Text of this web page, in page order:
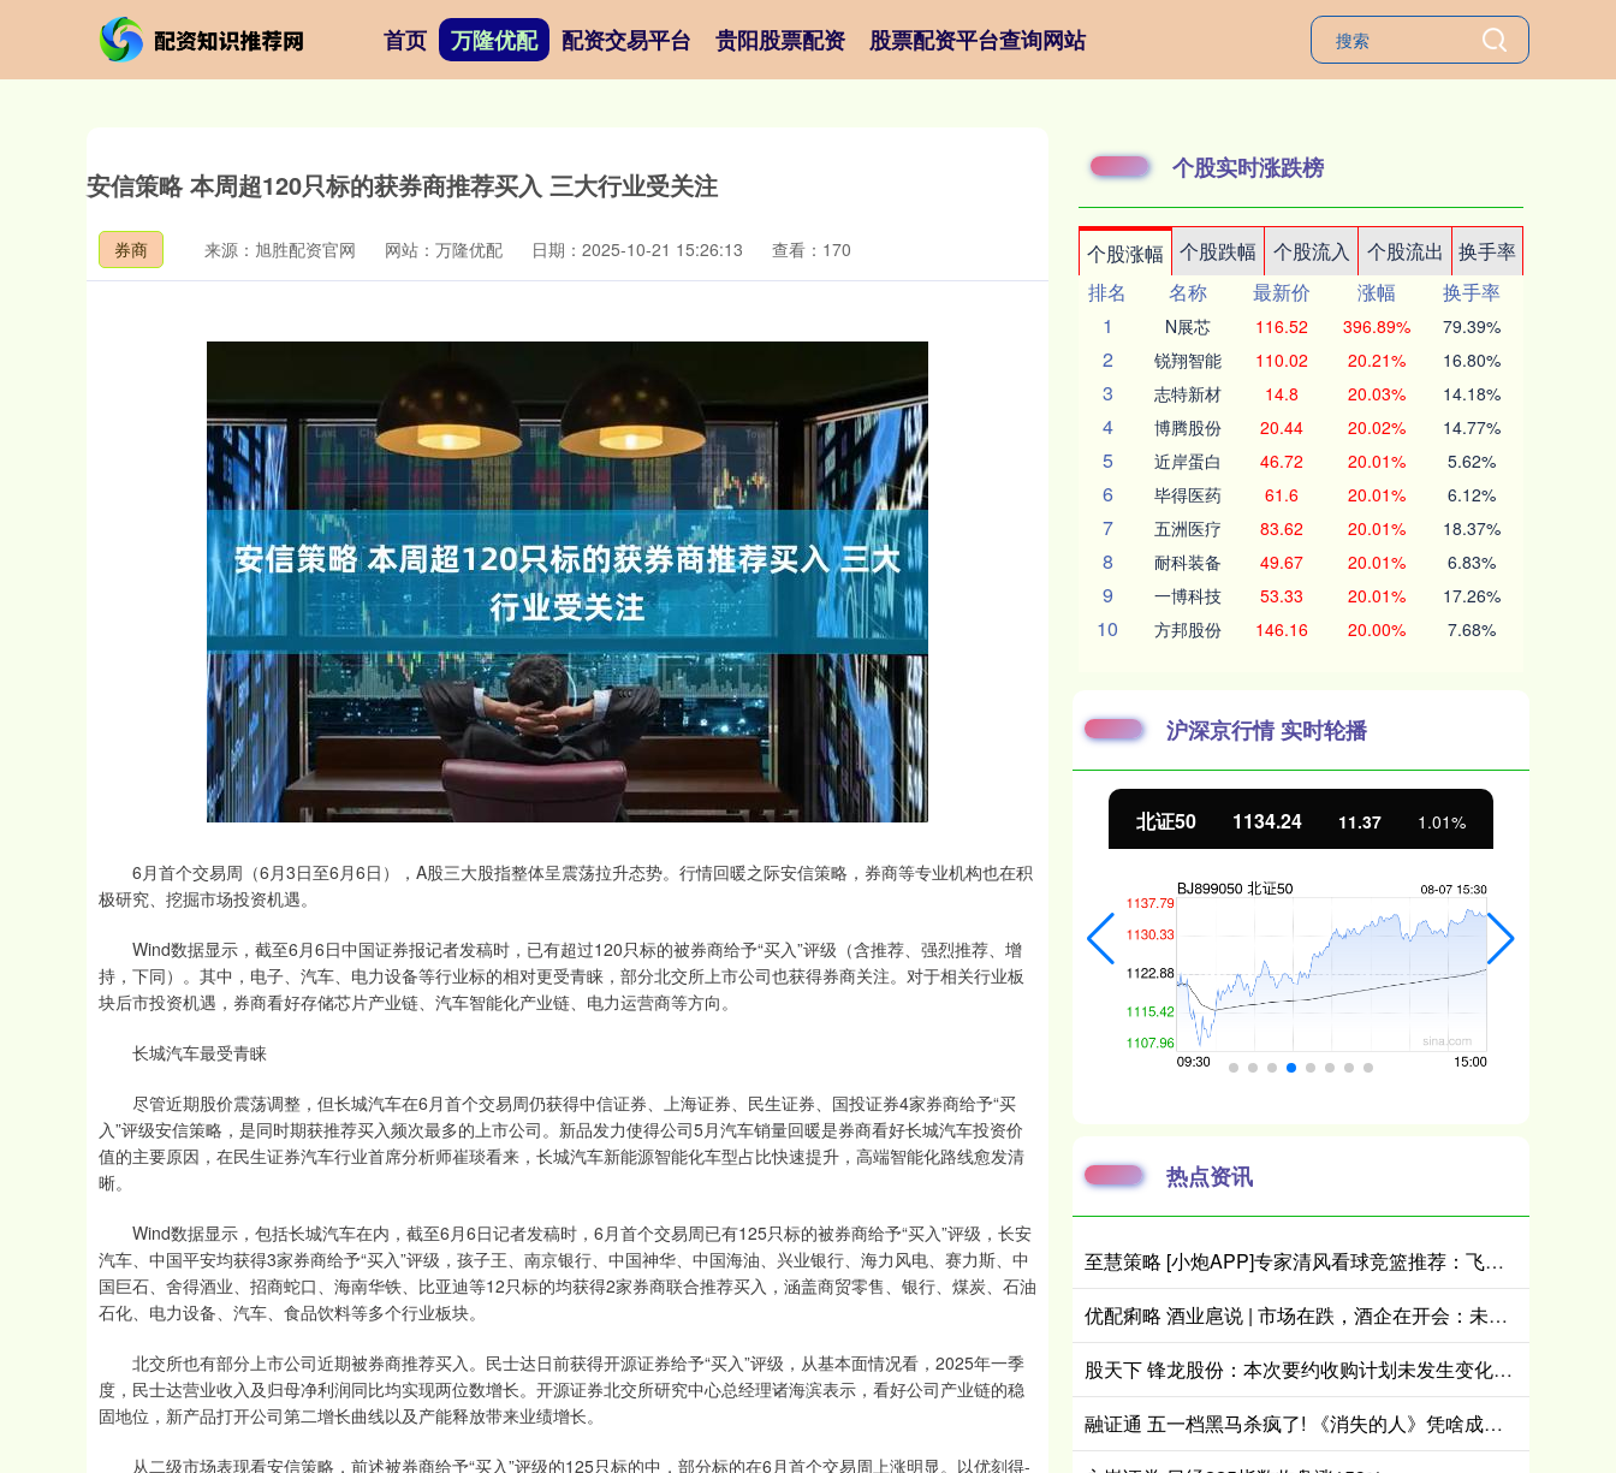
首页 万隆优配 配资交易平台 贵阳股票配资 股票配资平台查询网站
安信策略 本周超120只标的获券商推荐买入 三大行业受关注
券商 来源：旭胜配资官网 网站：万隆优配 日期：2025-10-21 15:26:13 查看：170
6月首个交易周（6月3日至6月6日），A股三大股指整体呈震荡拉升态势。行情回暖之际安信策略，券商等专业机构也在积
极研究、挖掘市场投资机遇。
Wind数据显示，截至6月6日中国证券报记者发稿时，已有超过120只标的被券商给予“买入”评级（含推荐、强烈推荐、增
持，下同）。其中，电子、汽车、电力设备等行业标的相对更受青睐，部分北交所上市公司也获得券商关注。对于相关行业板
块后市投资机遇，券商看好存储芯片产业链、汽车智能化产业链、电力运营商等方向。
长城汽车最受青睐
尽管近期股价震荡调整，但长城汽车在6月首个交易周仍获得中信证券、上海证券、民生证券、国投证券4家券商给予“买
入”评级安信策略，是同时期获推荐买入频次最多的上市公司。新品发力使得公司5月汽车销量回暖是券商看好长城汽车投资价
值的主要原因，在民生证券汽车行业首席分析师崔琰看来，长城汽车新能源智能化车型占比快速提升，高端智能化路线愈发清
晰。
Wind数据显示，包括长城汽车在内，截至6月6日记者发稿时，6月首个交易周已有125只标的被券商给予“买入”评级，长安
汽车、中国平安均获得3家券商给予“买入”评级，孩子王、南京银行、中国神华、中国海油、兴业银行、海力风电、赛力斯、中
国巨石、舍得酒业、招商蛇口、海南华铁、比亚迪等12只标的均获得2家券商联合推荐买入，涵盖商贸零售、银行、煤炭、石油
石化、电力设备、汽车、食品饮料等多个行业板块。
北交所也有部分上市公司近期被券商推荐买入。民士达日前获得开源证券给予“买入”评级，从基本面情况看，2025年一季
度，民士达营业收入及归母净利润同比均实现两位数增长。开源证券北交所研究中心总经理诸海滨表示，看好公司产业链的稳
固地位，新产品打开公司第二增长曲线以及产能释放带来业绩增长。
从二级市场表现看安信策略，前述被券商给予“买入”评级的125只标的中，部分标的在6月首个交易周上涨明显。以优刻得-
个股实时涨跌榜
个股涨幅 个股跌幅 个股流入 个股流出
换手率
排名
名称 最新价 涨幅
换手率
1
N展芯 116.52 396.89% 79.39%
2 锐翔智能 110.02 20.21% 16.80%
3 志特新材 14.8 20.03% 14.18%
4 博腾股份 20.44 20.02% 14.77%
5 近岸蛋白 46.72 20.01% 5.62%
6 毕得医药 61.6 20.01% 6.12%
7 五洲医疗 83.62 20.01% 18.37%
8 耐科装备 49.67 20.01% 6.83%
9 一博科技 53.33 20.01% 17.26%
10 方邦股份 146.16 20.00% 7.68%
沪深京行情 实时轮播
深证成指 14311.01 200.89 1.42% 沪深300 4694.44 43.13 北证50 1134.24 11.37 1.01%
热点资讯
至慧策略 [小炮APP]专家清风看球竞篮推荐：飞马完成复仇
优配痢略 酒业扈说 | 市场在跌，酒企在开会：未来一个月，白酒行业将释放哪些信号？
股天下 锋龙股份：本次要约收购计划未发生变化，优必选及有关各方正在积极推进各项工作
融证通 五一档黑马杀疯了! 《消失的人》凭啥成国产悬疑天花板?